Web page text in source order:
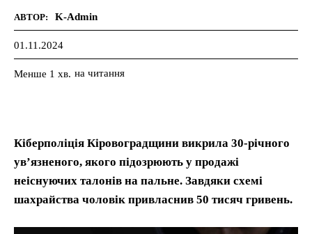
АВТОР: K-Admin
01.11.2024
Менше 1 хв. на читання
Кіберполіція Кіровоградщини викрила 30-річного
ув’язненого, якого підозрюють у продажі
неіснуючих талонів на пальне. Завдяки схемі
шахрайства чоловік привласнив 50 тисяч гривень.